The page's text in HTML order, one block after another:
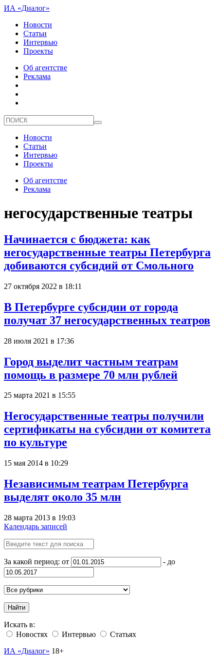
ИА «Диалог»
Новости
Статьи
Интервью
Проекты
Об агентстве
Реклама
Новости
Статьи
Интервью
Проекты
Об агентстве
Реклама
негосударственные театры
Начинается с бюджета: как
негосударственные театры Петербурга
добиваются субсидий от Смольного
27 октября 2022 в 18:11
В Петербурге субсидии от города
получат 37 негосударственных театров
28 июля 2021 в 17:36
Город выделит частным театрам
помощь в размере 70 млн рублей
25 марта 2021 в 15:55
Негосударственные театры получили
сертификаты на субсидии от комитета
по культуре
15 мая 2014 в 10:29
Независимым театрам Петербурга
выделят около 35 млн
28 марта 2013 в 19:03
Календарь записей
За какой период: от - до
Найти
Искать в:
Новостях
Интервью
Статьях
ИА «Диалог» 18+